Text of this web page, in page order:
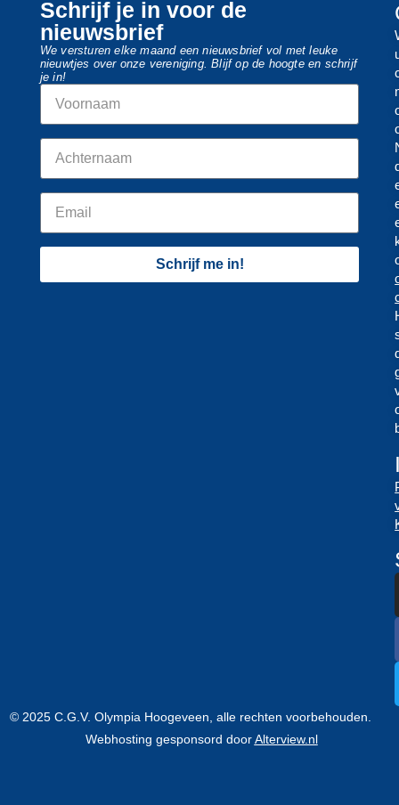
Schrijf je in voor de
nieuwsbrief
We versturen elke maand een nieuwsbrief vol met leuke
nieuwtjes over onze vereniging. Blijf op de hoogte en schrijf
je in!
Schrijf me in!
© 2025 C.G.V. Olympia Hoogeveen, alle rechten voorbehouden.
Webhosting gesponsord doorAlterview.nl